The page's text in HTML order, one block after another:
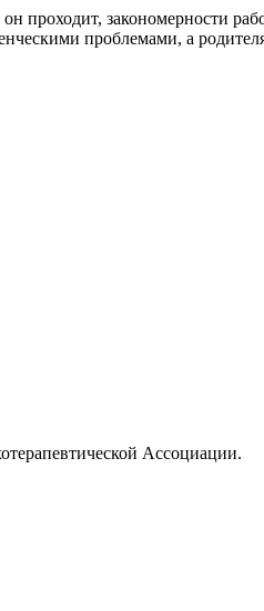
проходит, закономерности
проблемами, а
Ассоциации.